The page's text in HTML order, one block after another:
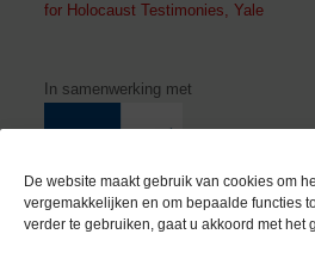
De website maakt gebruik van cookies om
vergemakkelijken en om bepaalde functies
verder te gebruiken, gaat u akkoord met het
for Holocaust Testimonies, Yale
In samenwerking met